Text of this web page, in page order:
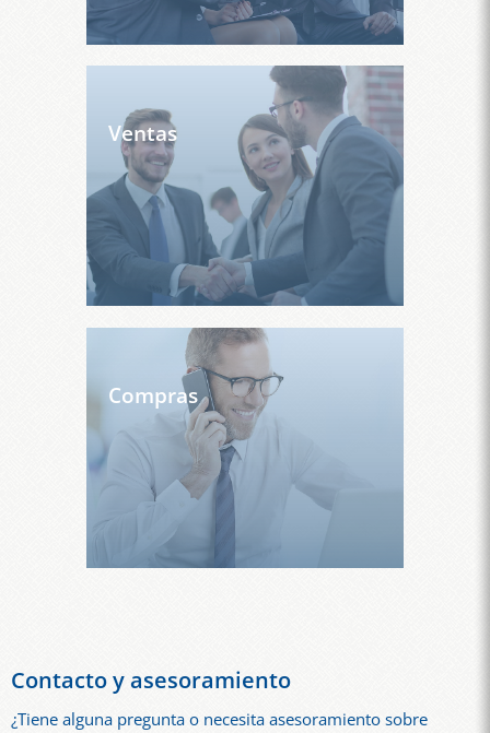
Ventas
Compras
Contacto y asesoramiento
¿Tiene alguna pregunta o necesita asesoramiento sobre